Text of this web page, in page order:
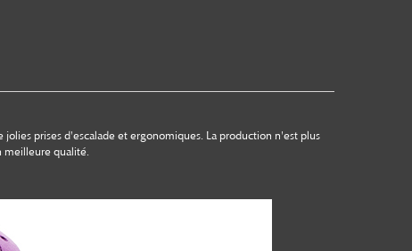
prises d'escalade et ergonomiques. La production n'est plus
meilleure qualité.